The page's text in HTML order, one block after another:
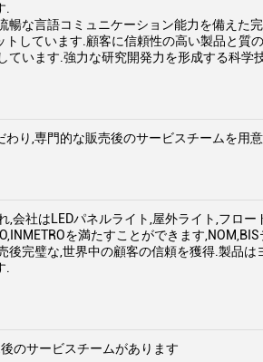
.
暢な言語コミュニケーション能力を備えた
しています.顧客に信頼性の高い製品と質
ています.強力な研究開発力を形成する科学
り,専門的な販売後のサービスチームを用
,会社はLEDパネルライト,屋外ライト,フロ
を満たすことができます
後完璧な,世界中の顧客の信頼を獲得.製品
.
のサービスチームがあります